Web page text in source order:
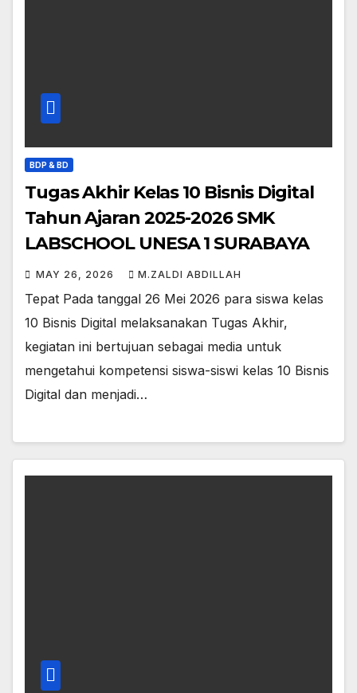
BDP & BD
Tugas Akhir Kelas 10 Bisnis Digital
Tahun Ajaran 2025-2026 SMK
LABSCHOOL UNESA 1 SURABAYA
MAY 26, 2026 M.ZALDI ABDILLAH
Tepat Pada tanggal 26 Mei 2026 para siswa kelas
10 Bisnis Digital melaksanakan Tugas Akhir,
kegiatan ini bertujuan sebagai media untuk
mengetahui kompetensi siswa-siswi kelas 10 Bisnis
Digital dan menjadi…